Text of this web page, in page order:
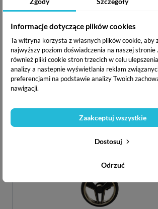
Informacje dotyczące plików cookies
Ta witryna korzysta z własnych plików cookie, aby
najwyższy poziom doświadczenia na naszej
również pliki cookie stron trzecich w celu
analizy a nastepnie wyświetlania reklam
preferencjami na podstawie analizy Twoich
nawigacji.
Odrzuć
Dostosuj
Zaakceptuj wszystkie